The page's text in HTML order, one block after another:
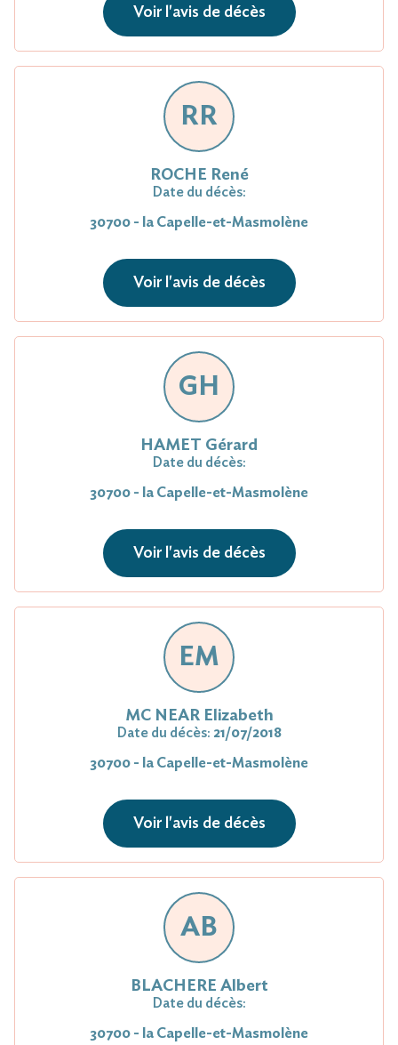
Voir l'avis de décès
RR
ROCHE René
Date du décès:
30700 - la Capelle-et-Masmolène
Voir l'avis de décès
GH
HAMET Gérard
Date du décès:
30700 - la Capelle-et-Masmolène
Voir l'avis de décès
EM
MC NEAR Elizabeth
Date du décès: 21/07/2018
30700 - la Capelle-et-Masmolène
Voir l'avis de décès
AB
BLACHERE Albert
Date du décès:
30700 - la Capelle-et-Masmolène